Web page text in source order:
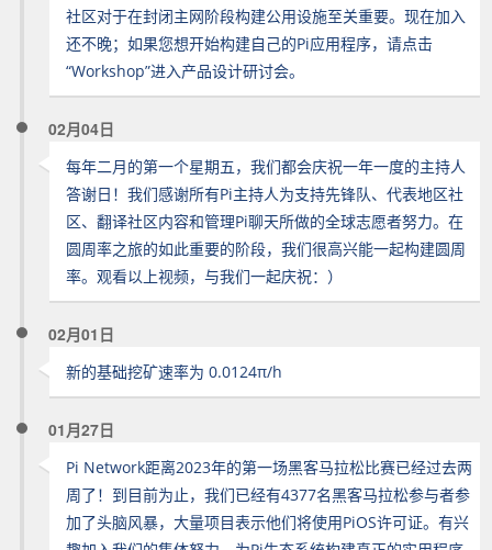
社区对于在封闭主网阶段构建公用设施至关重要。现在加入
还不晚；如果您想开始构建自己的Pi应用程序，请点击
“Workshop”进入产品设计研讨会。
02月04日
每年二月的第一个星期五，我们都会庆祝一年一度的主持人
答谢日！我们感谢所有Pi主持人为支持先锋队、代表地区社
区、翻译社区内容和管理Pi聊天所做的全球志愿者努力。在
圆周率之旅的如此重要的阶段，我们很高兴能一起构建圆周
率。观看以上视频，与我们一起庆祝：）
02月01日
新的基础挖矿速率为 0.0124π/h
01月27日
Pi Network距离2023年的第一场黑客马拉松比赛已经过去两
周了！到目前为止，我们已经有4377名黑客马拉松参与者参
加了头脑风暴，大量项目表示他们将使用PiOS许可证。有兴